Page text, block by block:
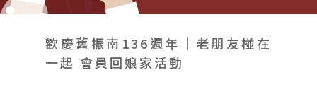
會員禮遇
線上購物 會員禮遇
歡慶舊振南136週年｜老朋友椪在
一起 會員回娘家活動